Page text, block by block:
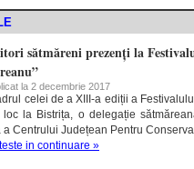
sătmăreni prezenți la
la 2 decembrie 2017
celei de a XIII-a ediții a
loc la Bistrița, o delegație
Centrului Județean Pentru
in continuare »